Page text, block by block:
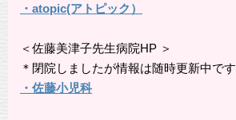
・atopic(アトピック）
＜佐藤美津子先生病院HP ＞
＊閉院しましたが情報は随時更新中です
・佐藤小児科